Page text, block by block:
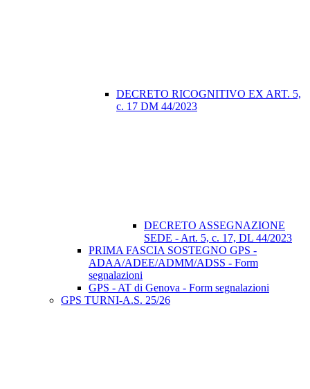
DECRETO RICOGNITIVO EX ART. 5,
c. 17 DM 44/2023
DECRETO ASSEGNAZIONE
SEDE - Art. 5, c. 17, DL 44/2023
PRIMA FASCIA SOSTEGNO GPS -
ADAA/ADEE/ADMM/ADSS - Form
segnalazioni
GPS - AT di Genova - Form segnalazioni
GPS TURNI-A.S. 25/26